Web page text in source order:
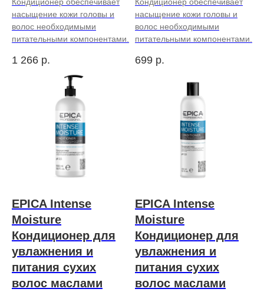
насыщение кожи головы и
волос необходимыми
питательными компонентами.
1 266 р.
насыщение кожи головы и
волос необходимыми
питательными компонентами.
699 р.
EPICA Intense
Moisture
Кондиционер для
увлажнения и
питания сухих
волос маслами
EPICA Intense
Moisture
Кондиционер для
увлажнения и
питания сухих
волос маслами